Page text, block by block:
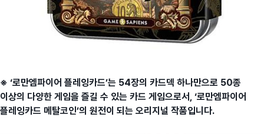
※ ‘로만엠파이어 플레잉카드’는 54장의 카드덱 하나만으로 50종
이상의 다양한 게임을 즐길 수 있는 카드 게임으로서, ‘로만엠파이어
플레잉카드 메탈코인’의 원전이 되는 오리지널 작품입니다.